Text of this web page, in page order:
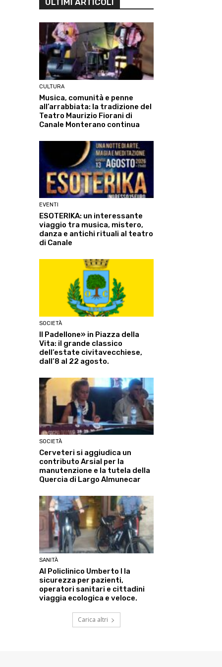
ULTIMI ARTICOLI
CULTURA
Musica, comunità e penne
all’arrabbiata: la tradizione del
Teatro Maurizio Fiorani di
Canale Monterano continua
EVENTI
ESOTERIKA: un interessante
viaggio tra musica, mistero,
danza e antichi rituali al teatro
di Canale
SOCIETÀ
Il Padellone» in Piazza della
Vita: il grande classico
dell’estate civitavecchiese,
dall’8 al 22 agosto.
SOCIETÀ
Cerveteri si aggiudica un
contributo Arsial per la
manutenzione e la tutela della
Quercia di Largo Almunecar
SANITÀ
Al Policlinico Umberto I la
sicurezza per pazienti,
operatori sanitari e cittadini
viaggia ecologica e veloce.
Carica altri